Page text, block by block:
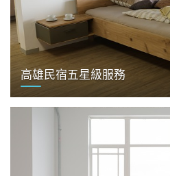
高雄民宿五星級服務